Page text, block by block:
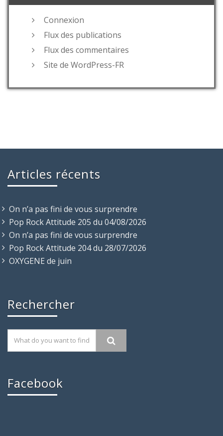
Connexion
Flux des publications
Flux des commentaires
Site de WordPress-FR
Articles récents
On n’a pas fini de vous surprendre
Pop Rock Attitude 205 du 04/08/2026
On n’a pas fini de vous surprendre
Pop Rock Attitude 204 du 28/07/2026
OXYGENE de juin
Rechercher
Facebook